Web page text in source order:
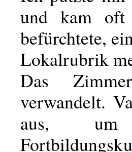
und kam oft
befürchtete,
Lokalrubrik
Das
verwandelt.
aus, um